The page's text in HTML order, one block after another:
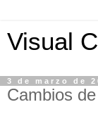
Visual
3 de marzo de
Cambios